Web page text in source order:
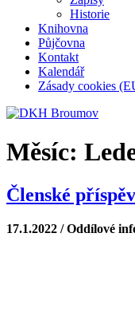
Historie
Knihovna
Půjčovna
Kontakt
Kalendář
Zásady cookies
Měsíc:
Členské
17.1.2022 / Oddílové